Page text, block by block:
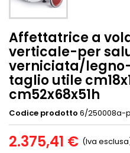
Affettatrice a
verticale-per
verniciata/
taglio utile
cm52x68x51h
Codice prodotto 6/250008a-
2.375,41 € (Iva